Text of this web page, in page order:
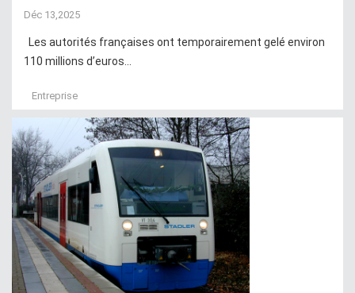
Déc 13,2025
Les autorités françaises ont temporairement gelé environ
110 millions d’euros...
Entreprise